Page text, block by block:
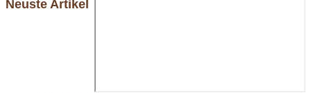
Neuste Artikel